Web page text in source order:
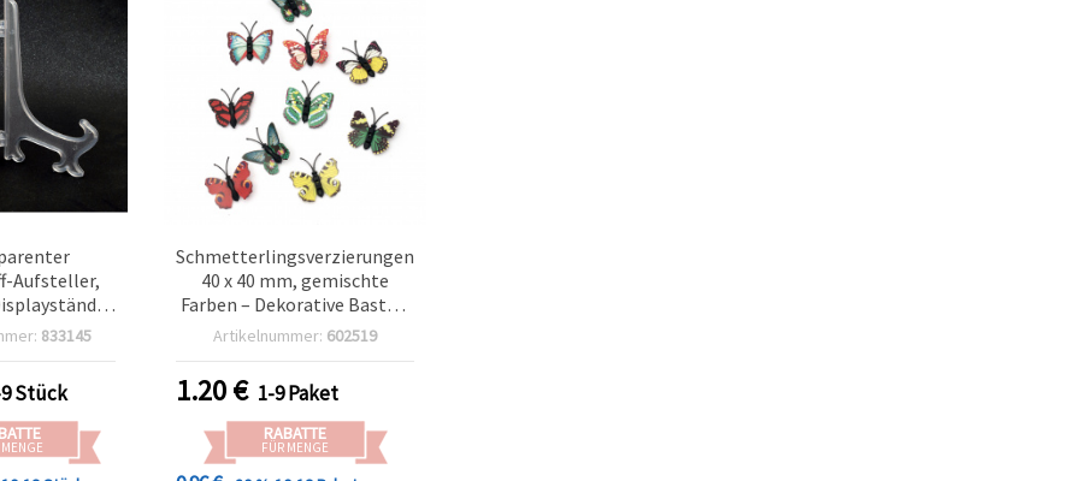
Aufsteller,
& Deko
833145
Stück
Schmetterlingsverzierungen
40 x 40 mm, gemischte
Farben – Dekorative Bastel-
Schmetterlinge für
Kartenbasteln & DIY – 10er-
Pack
Artikelnummer: 602519
1.20€ 1-9 Paket
RABATTE
FÜR MENGE